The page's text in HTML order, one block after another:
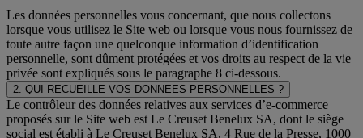
Les données personnelles vous concernant, que nous collectons
lorsque vous utilisez le Site web ou lorsque vous nous fournissez de
toute autre façon une quelconque information d’identification
personnelle, sont dûment protégées et vos droits au respect de la vie
privée sont expliqués sous le paragraphe 8 ci-dessous.
2. QUI RECUEILLE VOS DONNEES PERSONNELLES ?
Le contrôleur des données relatives aux services d’e-commerce
proposés sur le Site web est Le Creuset Benelux SA, dont le siège
social est établi à Le Creuset Benelux SA, 4 Rue de la Presse, 1000